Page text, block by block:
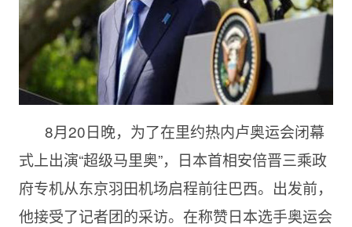
8月20日晚，为了在里约热内卢奥运会闭幕
式上出演“超级马里奥”，日本首相安倍晋三乘政
府专机从东京羽田机场启程前往巴西。出发前，
他接受了记者团的采访。在称赞日本选手奥运会